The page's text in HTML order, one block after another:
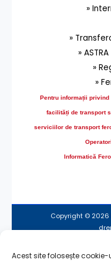
Acest site folosește
»
»
»
»
»
Pentru informații
facilități de transport
serviciilor de transport
Informatică
Copyright © 2026